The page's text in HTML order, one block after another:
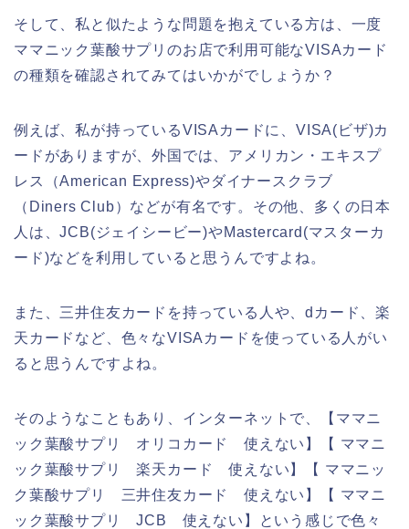
そして、私と似たような問題を抱えている方は、一度
ママニック葉酸サプリのお店で利用可能なVISAカード
の種類を確認されてみてはいかがでしょうか？
例えば、私が持っているVISAカードに、VISA(ビザ)カ
ードがありますが、外国では、アメリカン・エキスプ
レス（American Express)やダイナースクラブ
（Diners Club）などが有名です。その他、多くの日本
人は、JCB(ジェイシービー)やMastercard(マスターカ
ード)などを利用していると思うんですよね。
また、三井住友カードを持っている人や、dカード、楽
天カードなど、色々なVISAカードを使っている人がい
ると思うんですよね。
そのようなこともあり、インターネットで、【ママニ
ック葉酸サプリ オリコカード 使えない】【 ママニ
ック葉酸サプリ 楽天カード 使えない】【 ママニッ
ク葉酸サプリ 三井住友カード 使えない】【 ママニ
ック葉酸サプリ JCB 使えない】という感じで色々